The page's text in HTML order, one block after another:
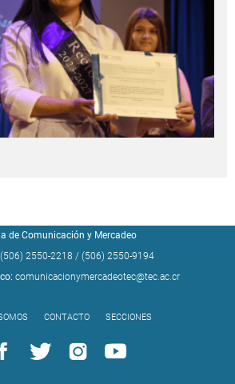
de Comunicación y Mercadeo
(506) 2550-2218 / (506) 2550-9194
comunicacionymercadeotec@tec.ac.cr
CONTACTO SECCIONES